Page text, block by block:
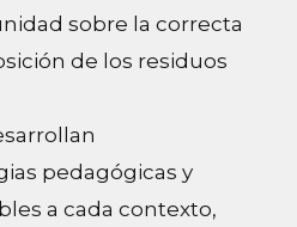
sobre la correcta
de los residuos
pedagógicas y
a cada contexto,